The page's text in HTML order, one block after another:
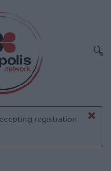
×
registration